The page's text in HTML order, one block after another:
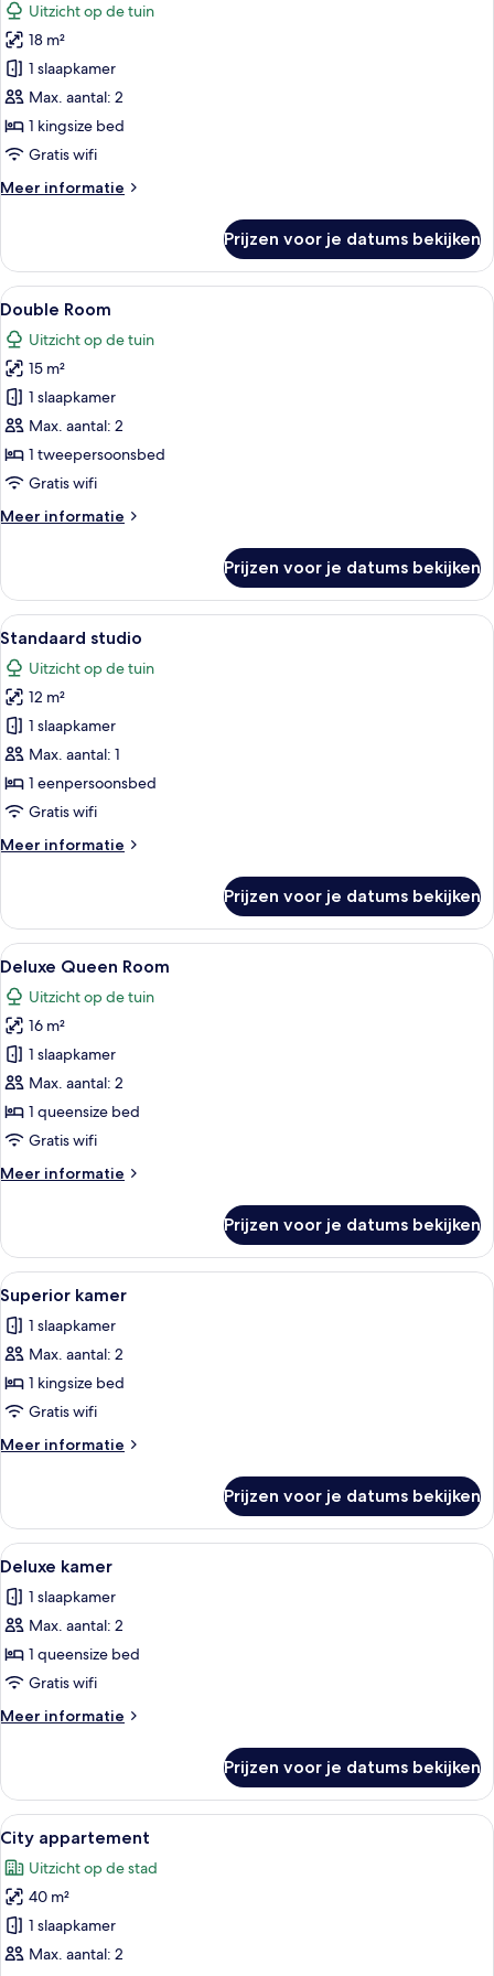
voor
Standard
King
laden
Uitzicht op de tuin
18 m²
1 slaapkamer
Max. aantal: 2
1 kingsize bed
Gratis wifi
Meer informatie
Meer
King
Prijzen voor je datums bekijken
Alle
foto's
voor
Double
Room
laden
5
Double Room
Uitzicht op de tuin
15 m²
1 slaapkamer
Max. aantal: 2
1 tweepersoonsbed
Gratis wifi
Meer informatie
Meer
Room
Prijzen voor je datums bekijken
Alle
foto's
voor
Standaard
studio
laden
Standaard studio | Gratis wifi,
8
Standaard studio
Uitzicht op de tuin
12 m²
1 slaapkamer
Max. aantal: 1
1 eenpersoonsbed
Gratis wifi
Meer informatie
Meer
studio
Prijzen voor je datums bekijken
Alle
foto's
voor
Deluxe
Queen
Room
laden
6
Deluxe Queen Room
Uitzicht op de tuin
16 m²
1 slaapkamer
Max. aantal: 2
1 queensize bed
Gratis wifi
Meer informatie
Meer
Queen
Room
Prijzen voor je datums bekijken
Alle
foto's
voor
Superior
kamer
laden
Superior kamer | Gratis wifi,
13
Superior kamer
1 slaapkamer
Max. aantal: 2
1 kingsize bed
Gratis wifi
Meer informatie
Meer
kamer
Prijzen voor je datums bekijken
Alle
foto's
voor
Deluxe
kamer
laden
4
Deluxe kamer
1 slaapkamer
Max. aantal: 2
1 queensize bed
Gratis wifi
Meer informatie
Meer
kamer
Prijzen voor je datums bekijken
Alle
foto's
voor
City
appartement
laden
City appartement | Gratis wifi,
7
City appartement
Uitzicht op de stad
40 m²
1 slaapkamer
Max. aantal: 2